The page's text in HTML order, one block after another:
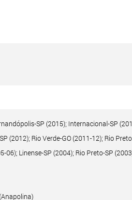
SP (2015); Internacional-SP
(2012); Rio Verde-GO (2011-12); Rio
Linense-SP (2004); Rio Preto-SP